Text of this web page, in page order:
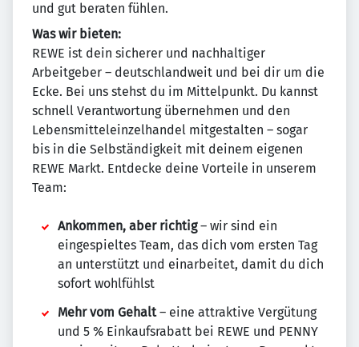
und gut beraten fühlen.
Was wir bieten:
REWE ist dein sicherer und nachhaltiger
Arbeitgeber – deutschlandweit und bei dir um die
Ecke. Bei uns stehst du im Mittelpunkt. Du kannst
schnell Verantwortung übernehmen und den
Lebensmitteleinzelhandel mitgestalten – sogar
bis in die Selbständigkeit mit deinem eigenen
REWE Markt. Entdecke deine Vorteile in unserem
Team:
Ankommen, aber richtig– wir sind ein
eingespieltes Team, das dich vom ersten Tag
an unterstützt und einarbeitet, damit du dich
sofort wohlfühlst
Mehr vom Gehalt– eine attraktive Vergütung
und 5 % Einkaufsrabatt bei REWE und PENNY